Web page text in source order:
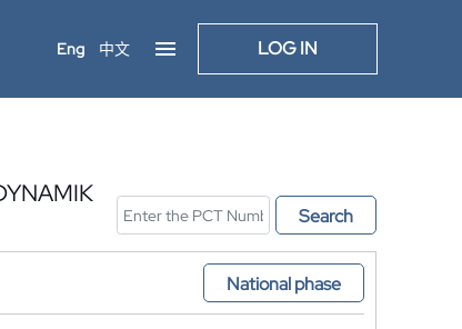
Eng 中文 LOG IN
Search
National phase